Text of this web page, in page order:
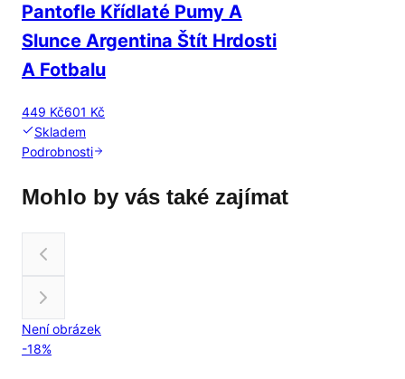
Pantofle Křídlaté Pumy A
Slunce Argentina Štít Hrdosti
A Fotbalu
449 Kč601 Kč
Skladem
Podrobnosti
Mohlo by vás také zajímat
Není obrázek
-18%